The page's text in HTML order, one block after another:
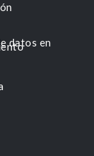
datos en